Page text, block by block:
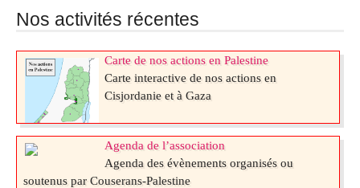
Nos activités récentes
Carte de nos actions en Palestine
Carte interactive de nos actions en
Cisjordanie et à Gaza
Agenda de l’association
Agenda des évènements organisés ou
soutenus par Couserans-Palestine